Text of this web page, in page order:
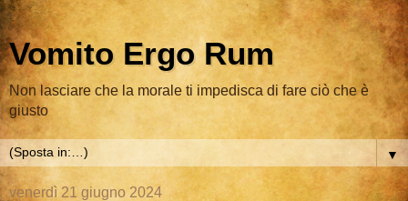
Vomito Ergo Rum
Non lasciare che la morale ti impedisca di fare ciò che è
giusto
▼
venerdì 21 giugno 2024